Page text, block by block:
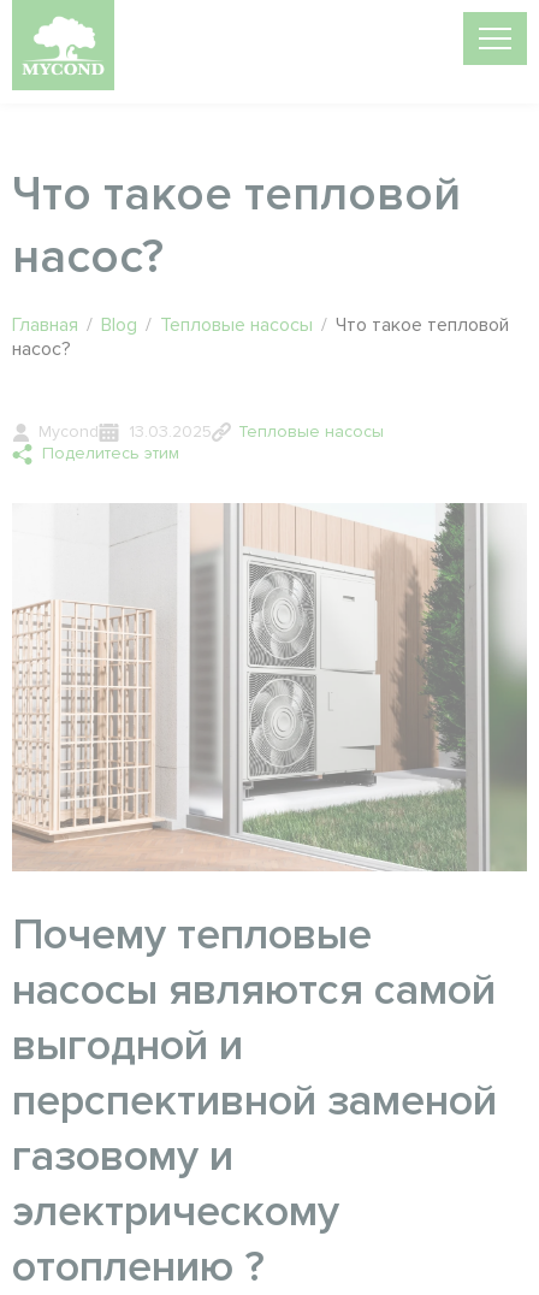
Что такое тепловой
насос?
Главная / Blog / Тепловые насосы / Что такое тепловой
насос?
Mycond 13.03.2025
Тепловые насосы
Поделитесь этим
Почему тепловые
насосы являются самой
выгодной и
перспективной заменой
газовому и
электрическому
отоплению ?